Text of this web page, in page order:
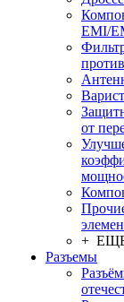
EMI/
от
+
Разъeмы